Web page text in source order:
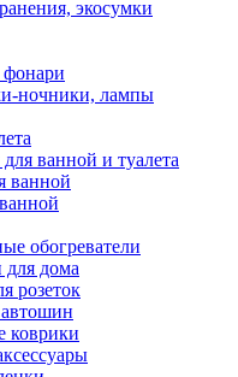
экосумки
ночники, лампы
ванной и туалета
ванной
обогреватели
дома
розеток
коврики